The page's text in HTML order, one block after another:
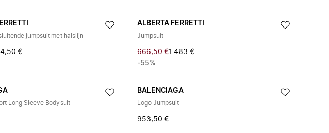
jumpsuit met halslijn
€
ALBERTA FERRETTI
Jumpsuit
666,50 €1.483 €
-55%
Long Sleeve Bodysuit
BALENCIAGA
Logo Jumpsuit
953,50 €